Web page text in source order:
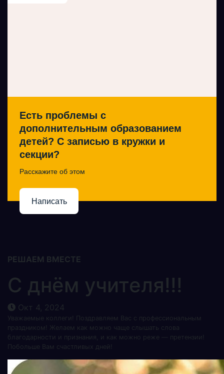
Есть проблемы с
дополнительным образованием
детей? С записью в кружки и
секции?
Расскажите об этом
Написать
РЕШАЕМ ВМЕСТЕ
С днём учителя!!!
Окт 4, 2024
Уважаемые коллеги! Поздравляем Вас с профессиональным
праздником! Желаем как можно чаще слышать слова
благодарности и признания, и как можно реже — претензии!
Побольше Вам счастливых дней!